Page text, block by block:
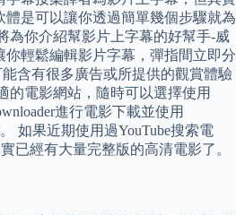
是可以讓你透過簡單幾個步驟就為
為你介紹幫影片上字幕的好幫手-威
輕鬆編輯影片字幕，彈指間立即分
含有很多廣告或所提供的觀賞體驗
的電影網站，隨時可以選擇使用
進行電影下載並使用
如果近期使用過YouTube搜索電
已經有大量完整版的高清電影了。